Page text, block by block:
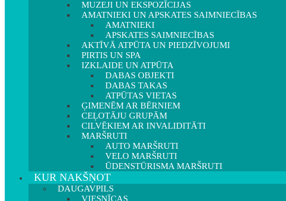
MUZEJI UN EKSPOZĪCIJAS
AMATNIEKI UN APSKATES SAIMNIECĪBAS
AMATNIEKI
APSKATES SAIMNIECĪBAS
AKTĪVĀ ATPŪTA UN PIEDZĪVOJUMI
PIRTIS UN SPA
IZKLAIDE UN ATPŪTA
DABAS OBJEKTI
DABAS TAKAS
ATPŪTAS VIETAS
ĢIMENĒM AR BĒRNIEM
CEĻOTĀJU GRUPĀM
CILVĒKIEM AR INVALIDITĀTI
MARŠRUTI
AUTO MARŠRUTI
VELO MARŠRUTI
ŪDENSTŪRISMA MARŠRUTI
KUR NAKŠŅOT
DAUGAVPILS
VIESNĪCAS